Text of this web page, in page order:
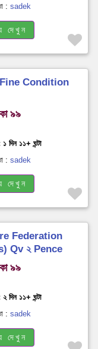
: sadek
দেখুন
Fine Condition
৯৯
দিন ১১+ ঘন্টা
: sadek
দেখুন
Federation
Qv ২ Pence
৯৯
দিন ১১+ ঘন্টা
: sadek
দেখুন